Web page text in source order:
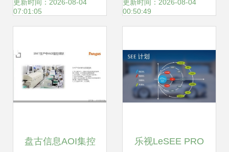
示范的租赁服务之
更新时间：2026-08-04
07:01:05
研究报告 软件开发
更新时间：2026-08-04
00:50:49
盘古信息AOI集控 乐视LeSEE PRO